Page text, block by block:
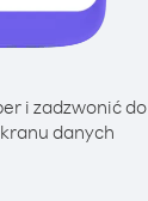
i zadzwonić do
danych